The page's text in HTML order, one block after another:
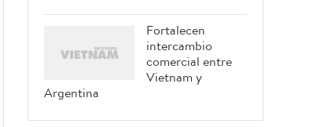
Fortalecen
intercambio
comercial entre
Vietnam y
Argentina